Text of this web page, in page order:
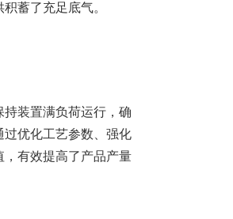
蓄了充足底气。
持装置满负荷运行，确
优化工艺参数、强化
有效提高了产品产量